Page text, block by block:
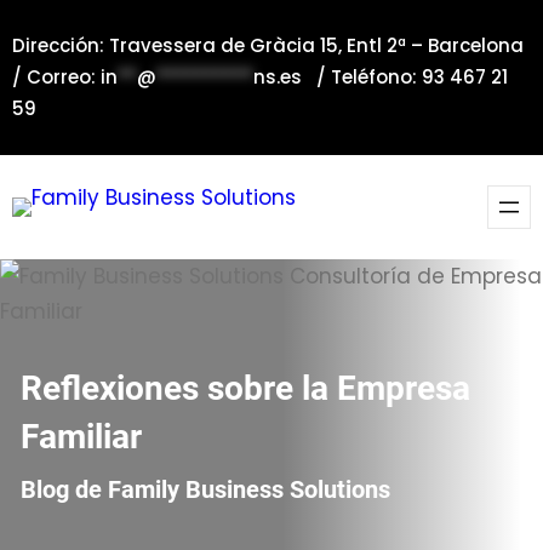
al
contenido
Dirección: Travessera de Gràcia 15, Entl 2ª – Barcelona
/ Correo: in**@**********ns.es / Teléfono: 93 467 21
59
Reflexiones sobre la Empresa
Familiar
Blog de Family Business Solutions